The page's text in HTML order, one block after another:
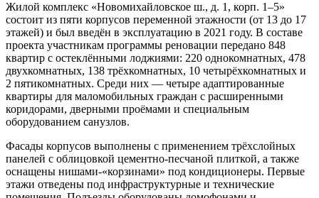
Жилой комплекс «Новомихайловское ш., д. 1, корп. 1–5»
состоит из пяти корпусов переменной этажности (от 13 до 17
этажей) и был введён в эксплуатацию в 2021 году. В составе
проекта участникам программы реновации передано 848
квартир с остеклёнными лоджиями: 220 однокомнатных, 478
двухкомнатных, 138 трёхкомнатных, 10 четырёхкомнатных и
2 пятикомнатных. Среди них — четыре адаптированные
квартиры для маломобильных граждан с расширенными
коридорами, дверными проёмами и специальным
оборудованием санузлов.
Фасады корпусов выполнены с применением трёхслойных
панелей с облицовкой цементно-песчаной плиткой, а также
оснащены нишами-«корзинами» под кондиционеры. Первые
этажи отведены под инфраструктурные и технические